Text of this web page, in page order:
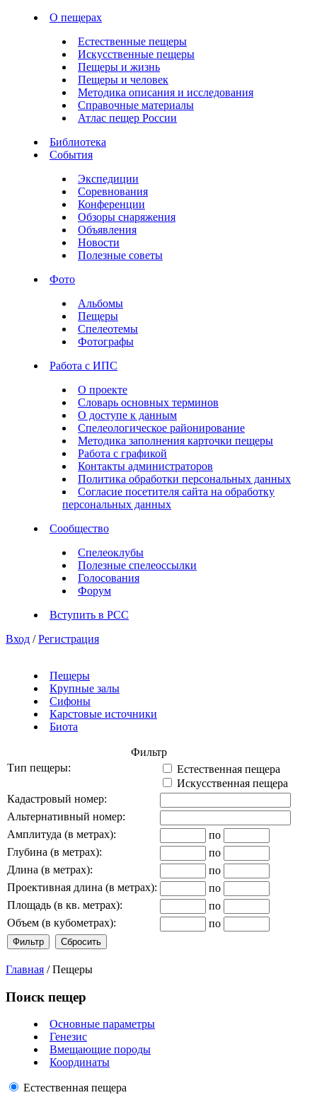
О пещерах
Естественные пещеры
Искусственные пещеры
Пещеры и жизнь
Пещеры и человек
Методика описания и исследования
Справочные материалы
Атлас пещер России
Библиотека
События
Экспедиции
Соревнования
Конференции
Обзоры снаряжения
Объявления
Новости
Полезные советы
Фото
Альбомы
Пещеры
Спелеотемы
Фотографы
Работа с ИПС
О проекте
Словарь основных терминов
О доступе к данным
Спелеологическое районирование
Методика заполнения карточки пещеры
Работа с графикой
Контакты администраторов
Политика обработки персональных данных
Согласие посетителя сайта на обработку
персональных данных
Сообщество
Спелеоклубы
Полезные спелеоссылки
Голосования
Форум
Вступить в РСС
Вход / Регистрация
Пещеры
Крупные залы
Сифоны
Карстовые источники
Биота
Фильтр
Тип пещеры:
Естественная пещера
Искусственная пещера
Кадастровый номер:
Альтернативный номер:
Амплитуда (в метрах):
по
Глубина (в метрах):
по
Длина (в метрах):
по
Проективная длина (в метрах):
по
Площадь (в кв. метрах):
по
Объем (в кубометрах):
по
Главная / Пещеры
Поиск пещер
Основные параметры
Генезис
Вмещающие породы
Координаты
Естественная пещера